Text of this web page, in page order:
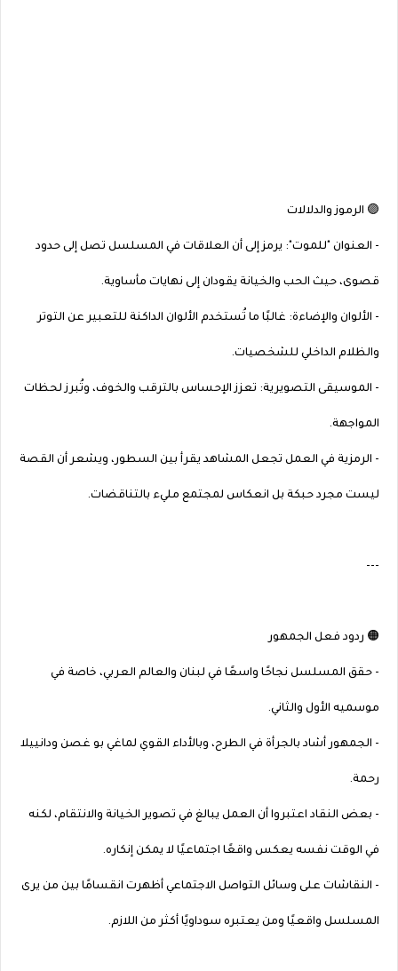
🟣 الرموز والدلالات
- العنوان "للموت": يرمز إلى أن العلاقات في المسلسل تصل إلى حدود
قصوى، حيث الحب والخيانة يقودان إلى نهايات مأساوية.
- الألوان والإضاءة: غالبًا ما تُستخدم الألوان الداكنة للتعبير عن التوتر
والظلام الداخلي للشخصيات.
- الموسيقى التصويرية: تعزز الإحساس بالترقب والخوف، وتُبرز لحظات
المواجهة.
- الرمزية في العمل تجعل المشاهد يقرأ بين السطور، ويشعر أن القصة
ليست مجرد حبكة بل انعكاس لمجتمع مليء بالتناقضات.
---
🟠 ردود فعل الجمهور
- حقق المسلسل نجاحًا واسعًا في لبنان والعالم العربي، خاصة في
موسميه الأول والثاني.
- الجمهور أشاد بالجرأة في الطرح، وبالأداء القوي لماغي بو غصن ودانييلا
رحمة.
- بعض النقاد اعتبروا أن العمل يبالغ في تصوير الخيانة والانتقام، لكنه
في الوقت نفسه يعكس واقعًا اجتماعيًا لا يمكن إنكاره.
- النقاشات على وسائل التواصل الاجتماعي أظهرت انقسامًا بين من يرى
المسلسل واقعيًا ومن يعتبره سوداويًا أكثر من اللازم.